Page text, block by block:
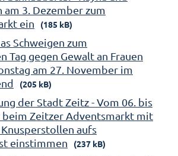
3. Dezember zum
ein
(185 kB)
Schweigen zum
Tag gegen Gewalt an Frauen
am 27. November im
(205 kB)
der Stadt Zeitz - Vom 06. bis
beim Zeitzer Adventsmarkt mit
aufs
einstimmen
(237 kB)